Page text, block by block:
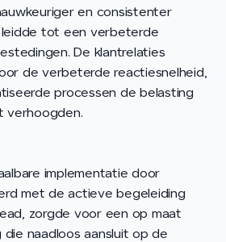
en consistenter
tot een verbeterde
De klantrelaties
de verbeterde reactiesnelheid,
processen de belasting
verhoogden.
implementatie door
met de actieve begeleiding
zorgde voor een op maat
naadloos aansluit op de